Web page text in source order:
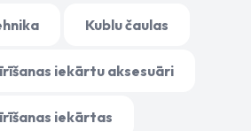
Kublu čaulas
iekārtu aksesuāri
iekārtas